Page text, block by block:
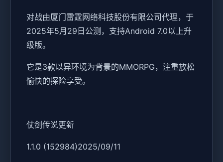
对战由厦门雷霆网络科技股份有限公司代理，于
2025年5月29日公测，支持Android 7.0以上升
级版。
它是3款以异环境为背景的MMORPG，注重放松
愉快的探险享受。
仗剑传说更新
1.1.0 (152984)2025/09/11